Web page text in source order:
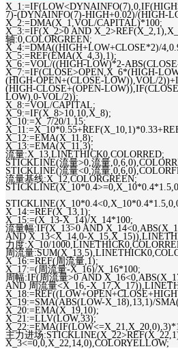
7)-(DYNAINFO(7)-HIGH+0.02)/(HIGH-
X_2:=DMA(X_1,VOL/CAPITAL)*100;
X_3:=IF(X_2>0 AND
轴:0,COLORGREEN;
X_4:=DMA((HIGH+LOW+CLOSE*2)/
X_5:=REF(EMA(X_4,3),1);
X_6:=VOL/((HIGH-LOW)*2-
X_7:=IF(CLOSE>OPEN,X_6*(HIGH-
(HIGH-OPEN+(CLOSE-LOW)),VOL/
(HIGH-CLOSE+(OPEN-
LOW),0-VOL/2));
X_8:=VOL/CAPITAL;
X_9:=IF(X_8>10,10,X_8);
X_10:=X_7/20/1.15;
X_12:=EMA(X_11,8);
X_13:=EMA(X_11,3);
流量:X_13,LINETHICK0,COLORRED;
STICKLINE(流量>0,流量
STICKLINE(流量<0,流量
流量基线:X_12,COLORGREEN;
X_14:=REF(X_13,1);
X_15:=(X_13-X_14)/X_14*100;
流量幅:IF(X_13>0 AND
AND X_13<X_14,0-
力度:X_10/
周流量
X_16:=REF(周流量,1);
X_17:=(周流量-X_16)/X_16*100;
周幅:IF(周流量>0 AND
AND 周流量<X_16,-
X_19:=SMA(ABS(LOW-X_18),13,1)/
X_20:=EMA(X_19,10);
X_21:=LLV(LOW,33);
主力进场
X_3<=0,0,X_22,14,0),COLORYELLOW;